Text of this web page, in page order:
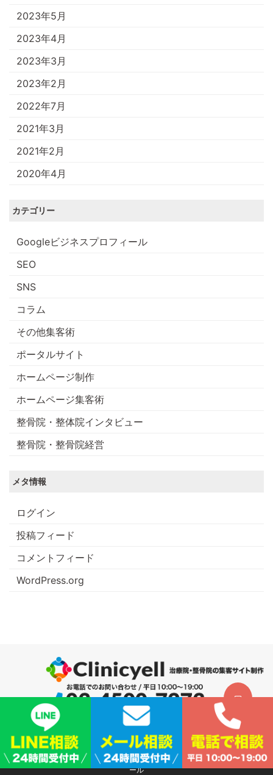
2023年5月
2023年4月
2023年3月
2023年2月
2022年7月
2021年3月
2021年2月
2020年4月
カテゴリー
Googleビジネスプロフィール
SEO
SNS
コラム
その他集客術
ポータルサイト
ホームページ制作
ホームページ集客術
整骨院・整体院インタビュー
整骨院・整骨院経営
メタ情報
ログイン
投稿フィード
コメントフィード
WordPress.org
サイトマップ | プライバシーポリシー 会社概要
© 2026整骨院接骨院・整体院・治療院集客ホームページ制作はクリニックエ
ール